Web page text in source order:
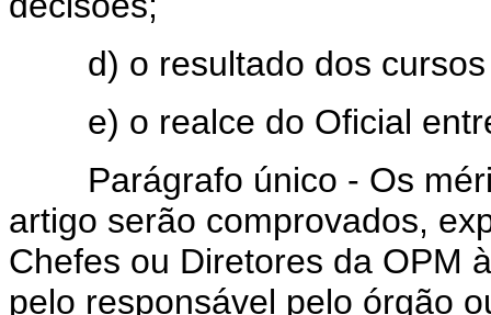
d) o resultado dos cursos
e) o realce do Oficial
Parágrafo único - Os
artigo serão comprovados,
Chefes ou Diretores da OPM
pelo responsável pelo órgão